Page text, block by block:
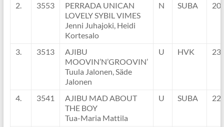
2. 3553
PERRADA UNICAN
LOVELY SYBIL VIMES
Jenni Juhajoki, Heidi
Kortesalo
N SUBA
3. 3513
AJIBU
MOOVIN’N’GROOVIN’
Tuula Jalonen, Säde
Jalonen
U HVK
4. 3541
AJIBU MAD ABOUT
THE BOY
Tua-Maria Mattila
U SUBA